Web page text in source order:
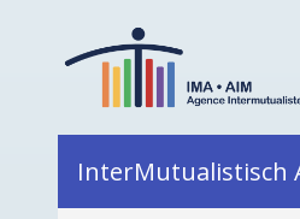
InterMutualistisch